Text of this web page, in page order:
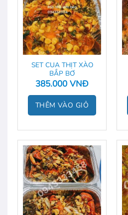
SET CUA THỊT XÀO
BẮP BƠ
385.000 VNĐ
THÊM VÀO GIỎ